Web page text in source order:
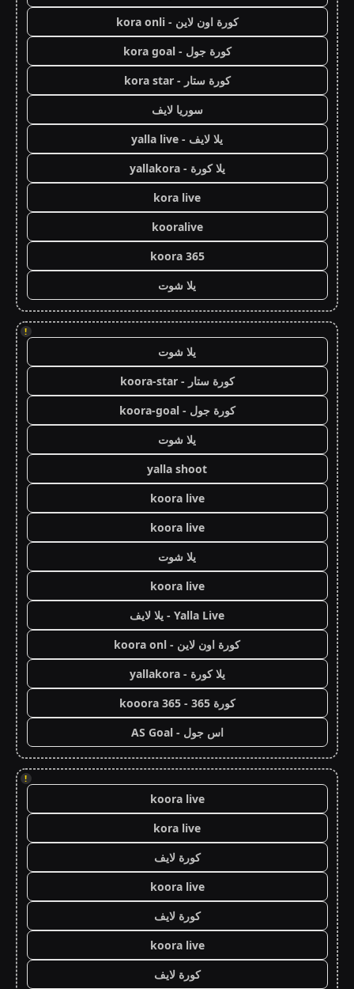
كورة اون لاين - kora onli
كورة جول - kora goal
كورة ستار - kora star
سوريا لايف
يلا لايف - yalla live
يلا كورة - yallakora
kora live
kooralive
koora 365
يلا شوت
!
يلا شوت
كورة ستار - koora-star
كورة جول - koora-goal
يلا شوت
yalla shoot
koora live
koora live
يلا شوت
koora live
Yalla Live - يلا لايف
كورة اون لاين - koora onl
يلا كورة - yallakora
كورة 365 - kooora 365
اس جول - AS Goal
!
koora live
kora live
كورة لايف
koora live
كورة لايف
koora live
كورة لايف